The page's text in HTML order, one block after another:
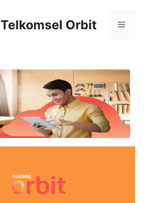
Telkomsel Orbit